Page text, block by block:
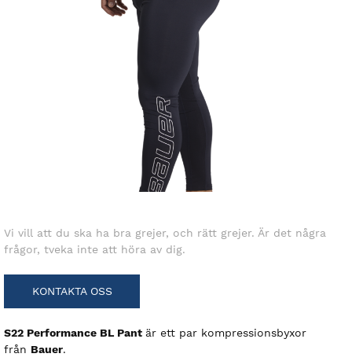
Vi vill att du ska ha bra grejer, och rätt grejer. Är det några
frågor, tveka inte att höra av dig.
KONTAKTA OSS
S22 Performance BL Pantär ett par kompressionsbyxor
från Bauer.